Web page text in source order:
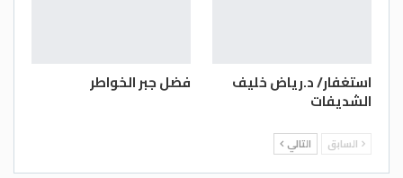
استغفار/ د.رياض خليف
الشديفات
فضل جبر الخواطر
السابق التالي